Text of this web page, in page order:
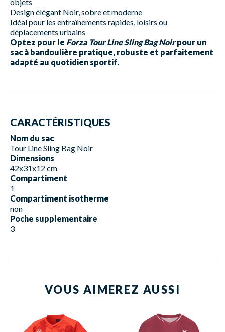
Design élégant Noir, sobre et moderne
Idéal pour les entraînements rapides, loisirs ou
déplacements urbains
Optez pour le Forza Tour Line Sling Bag Noirpour un
sac à bandoulière pratique, robuste et parfaitement
adapté au quotidien sportif.
CARACTÉRISTIQUES
Nom du sac
Tour Line Sling Bag Noir
Dimensions
42x31x12 cm
Compartiment
1
Compartiment isotherme
non
Poche supplementaire
3
VOUS AIMEREZ AUSSI